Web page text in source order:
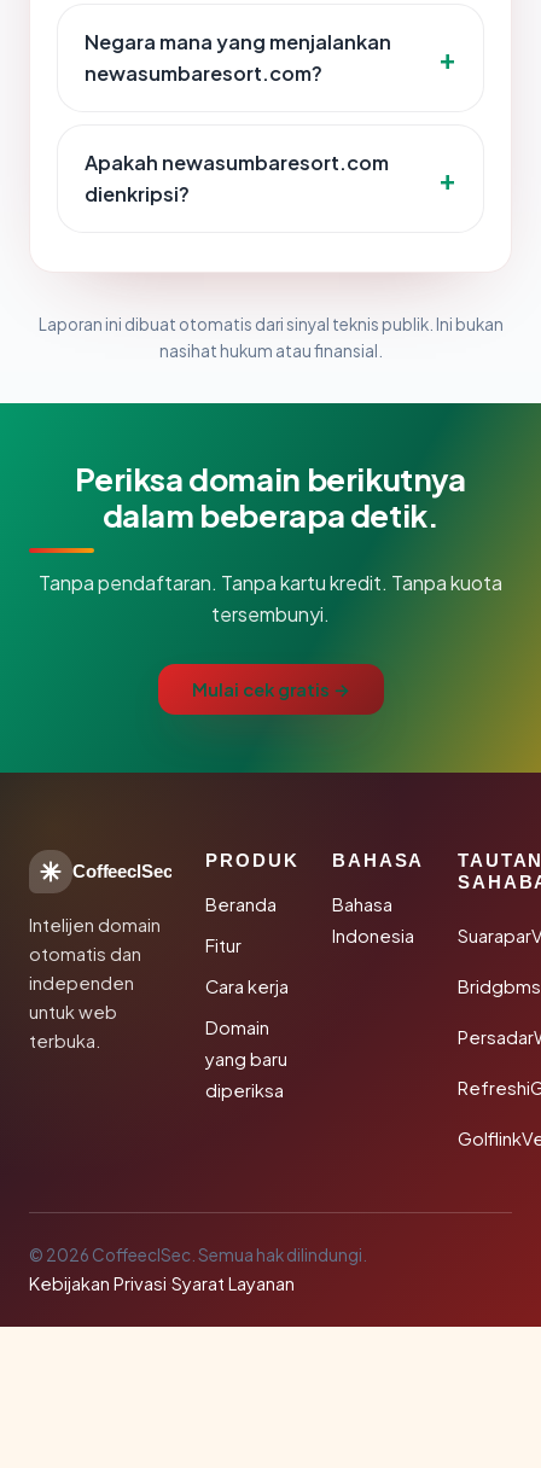
Negara mana yang menjalankan
newasumbaresort.com?
Apakah newasumbaresort.com
dienkripsi?
Laporan ini dibuat otomatis dari sinyal teknis publik. Ini bukan
nasihat hukum atau finansial.
Periksa domain berikutnya
dalam beberapa detik.
Tanpa pendaftaran. Tanpa kartu kredit. Tanpa kuota
tersembunyi.
Mulai cek gratis →
CoffeeclSec
Intelijen domain
otomatis dan
independen
untuk web
terbuka.
PRODUK
Beranda
Fitur
Cara kerja
Domain
yang baru
diperiksa
BAHASA
Bahasa
Indonesia
© 2026 CoffeeclSec. Semua hak dilindungi.
Kebijakan Privasi·Syarat Layanan